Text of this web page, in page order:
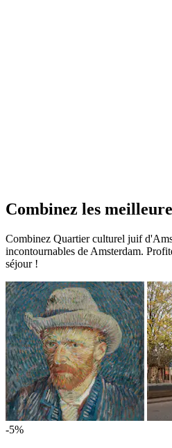
Combinez les
Combinez Quartier culturel juif
incontournables de Amsterdam.
séjour !
-5%